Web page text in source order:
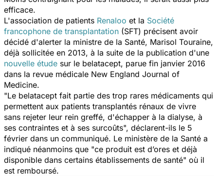
efficace.
L'association de patients Renaloo et la Société
francophone de transplantation (SFT) précisent avoir
décidé d'alerter la ministre de la Santé, Marisol Touraine,
déjà sollicitée en 2013, à la suite de la publication d'une
nouvelle étude sur le belatacept, parue fin janvier 2016
dans la revue médicale New England Journal of
Medicine.
"Le belatacept fait partie des trop rares médicaments qui
permettent aux patients transplantés rénaux de vivre
sans rejeter leur rein greffé, d'échapper à la dialyse, à
ses contraintes et à ses surcoûts", déclarent-ils le 5
février dans un communiqué. Le ministère de la Santé a
indiqué néanmoins que "ce produit est d’ores et déjà
disponible dans certains établissements de santé" où il
est remboursé.